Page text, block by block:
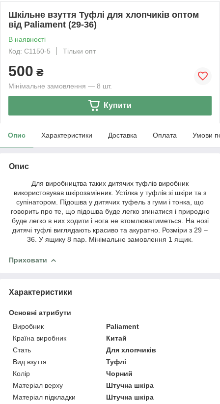
Шкільне взуття Туфлі для хлопчиків оптом
від Paliament (29-36)
В наявності
Код: C1150-5
Тільки опт
500 ₴
Мінімальне замовлення — 8 шт.
Купити
Опис Характеристики Доставка Оплата Умови
Опис
Для виробництва таких дитячих туфлів виробник
використовував шкірозамінник. Устілка у туфлів зі шкіри та з
супінатором. Підошва у дитячих туфель з гуми і тонка, що
говорить про те, що підошва буде легко згинатися і природно
буде легко в них ходити і нога не втомлюватиметься. На нозі
дитячі туфлі виглядають красиво та акуратно. Розміри з 29 –
36. У ящику 8 пар. Мінімальне замовлення 1 ящик.
Приховати
Характеристики
Основні атрибути
Виробник
Paliament
Країна виробник
Китай
Стать
Для хлопчиків
Вид взуття
Туфлі
Колір
Чорний
Матеріал верху
Штучна шкіра
Матеріал підкладки
Штучна шкіра